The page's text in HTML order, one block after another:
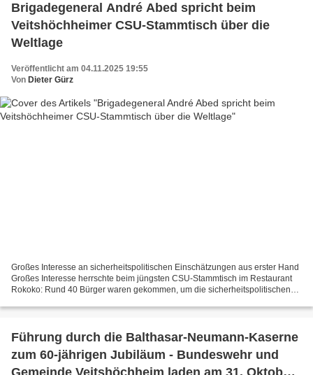
Brigadegeneral André Abed spricht beim
Veitshöchheimer CSU-Stammtisch über die
Weltlage
Veröffentlicht am 04.11.2025 19:55
Von Dieter Gürz
Großes Interesse an sicherheitspolitischen Einschätzungen aus erster Hand
Großes Interesse herrschte beim jüngsten CSU-Stammtisch im Restaurant
Rokoko: Rund 40 Bürger waren gekommen, um die sicherheitspolitischen
Führung durch die Balthasar-Neumann-Kaserne
zum 60-jährigen Jubiläum - Bundeswehr und
Gemeinde Veitshöchheim laden am 31. Oktober